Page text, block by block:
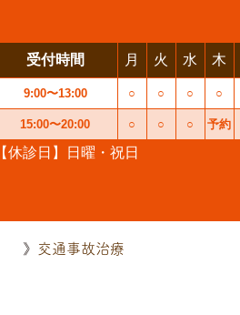
受付時間 月 火 水 木
9:00〜13:00 ○ ○ ○ ○
15:00〜20:00 ○ ○ ○ 予約
【休診日】日曜・祝日
交通事故治療